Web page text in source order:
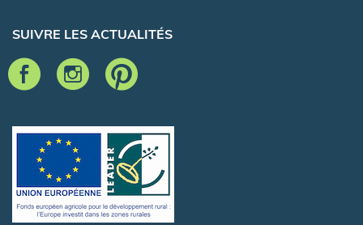
SUIVRE LES ACTUALITÉS